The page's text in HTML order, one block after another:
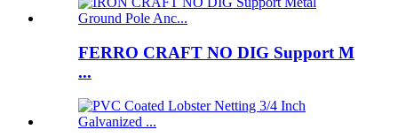
FERRO CRAFT NO DIG Support M
...